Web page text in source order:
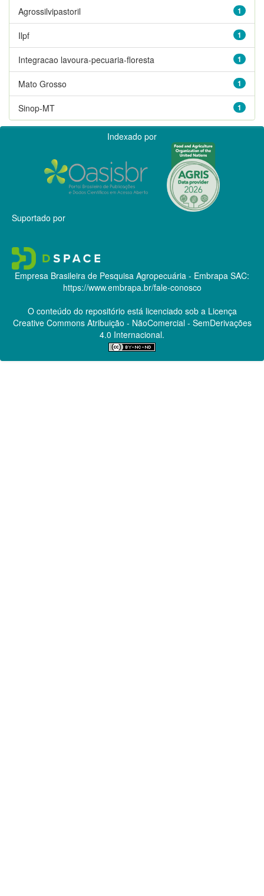
1
Agrossilvipastoril
1
Ilpf
1
Integracao lavoura-pecuaria-floresta
1
Mato Grosso
1
Sinop-MT
Indexado por
Suportado por
Empresa Brasileira de Pesquisa Agropecuária - Embrapa SAC:
https://www.embrapa.br/fale-conosco
O conteúdo do repositório está licenciado sob a Licença
Creative CommonsAtribuição - NãoComercial - SemDerivações
4.0 Internacional.